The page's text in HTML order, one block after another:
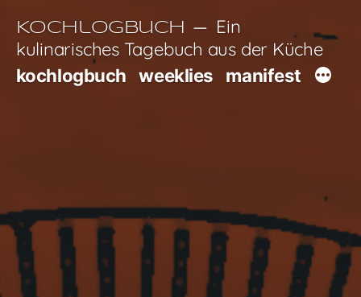
Inhalt
springen
Kochlogbuch
Ein
kulinarisches Tagebuch aus der Küche
kochlogbuch weeklies manifest